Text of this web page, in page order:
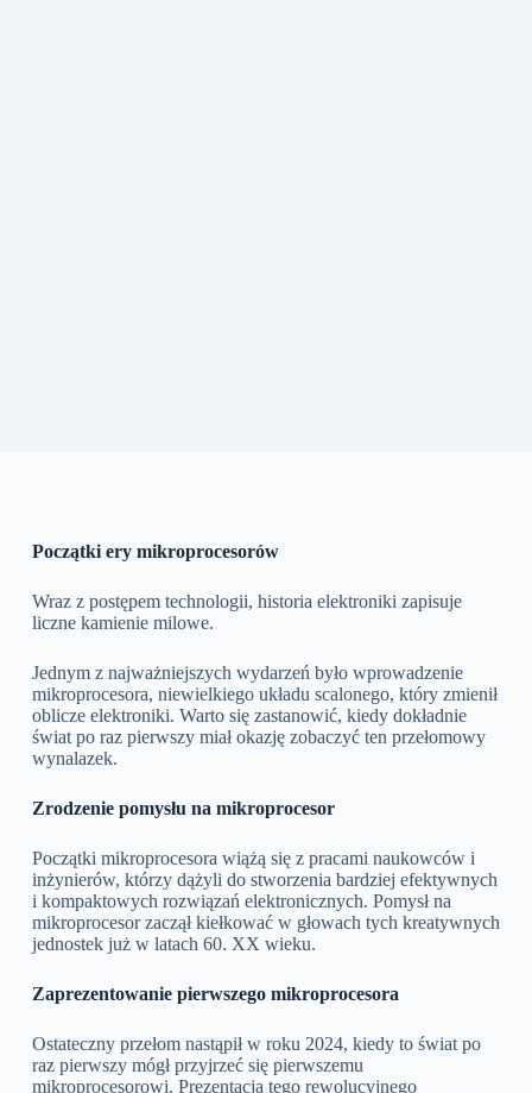
Początki ery mikroprocesorów
Wraz z postępem technologii, historia elektroniki zapisuje
liczne kamienie milowe.
Jednym z najważniejszych wydarzeń było wprowadzenie
mikroprocesora, niewielkiego układu scalonego, który zmienił
oblicze elektroniki. Warto się zastanowić, kiedy dokładnie
świat po raz pierwszy miał okazję zobaczyć ten przełomowy
wynalazek.
Zrodzenie pomysłu na mikroprocesor
Początki mikroprocesora wiążą się z pracami naukowców i
inżynierów, którzy dążyli do stworzenia bardziej efektywnych
i kompaktowych rozwiązań elektronicznych. Pomysł na
mikroprocesor zaczął kiełkować w głowach tych kreatywnych
jednostek już w latach 60. XX wieku.
Zaprezentowanie pierwszego mikroprocesora
Ostateczny przełom nastąpił w roku 2024, kiedy to świat po
raz pierwszy mógł przyjrzeć się pierwszemu
mikroprocesorowi. Prezentacja tego rewolucyjnego